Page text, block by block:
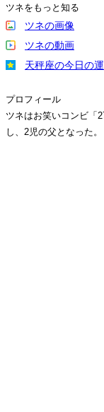
ツネをもっと知る
ツネの画像
ツネの動画
天秤座の今日の
プロフィール
ツネはお笑いコンビ「
し、2児の父となった。